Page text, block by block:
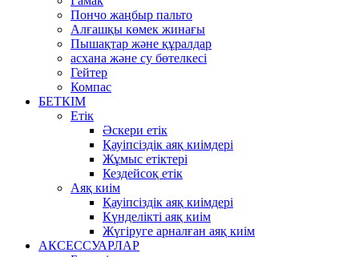
Пончо жаңбыр пальто
Алғашқы көмек жинағы
Пышақтар және құралдар
асхана және су бөтелкесі
Гейтер
Компас
БЕТКІМ
Етік
Әскери етік
Қауіпсіздік аяқ киімдері
Жұмыс етіктері
Кездейсоқ етік
Аяқ киім
Қауіпсіздік аяқ киімдері
Күнделікті аяқ киім
Жүгіруге арналған аяқ киім
АКСЕССУАРЛАР